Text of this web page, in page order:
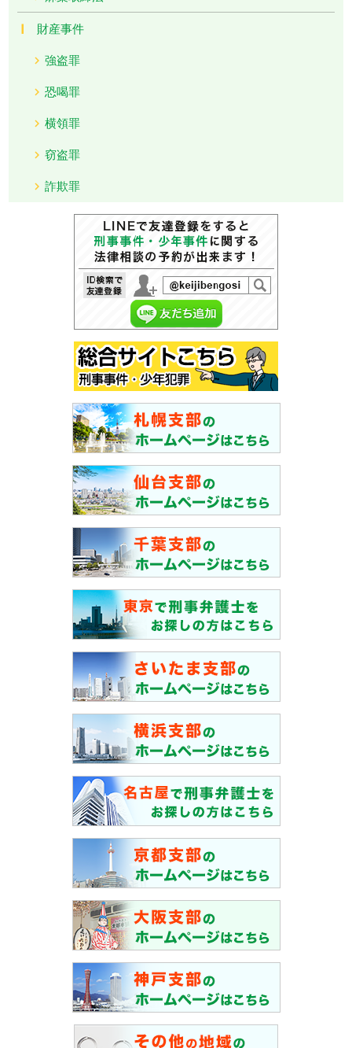
財産事件
強盗罪
恐喝罪
横領罪
窃盗罪
詐欺罪